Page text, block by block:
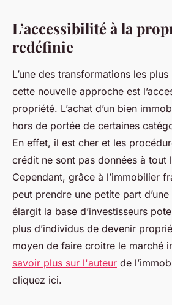
jean•10 octobre 2023• 3 min de
L’accessibilité à la
redéfinie
L’une des transformations les
cette nouvelle approche est
propriété. L’achat d’un bien
hors de portée de certaines
En effet, il est cher et les
crédit ne sont pas données à tout
Cependant, grâce à l’immobilier
peut prendre une petite part
élargit la base d’investisseurs
plus d’individus de devenir
moyen de faire croitre le marché
savoir plus sur l'auteur de
cliquez ici.